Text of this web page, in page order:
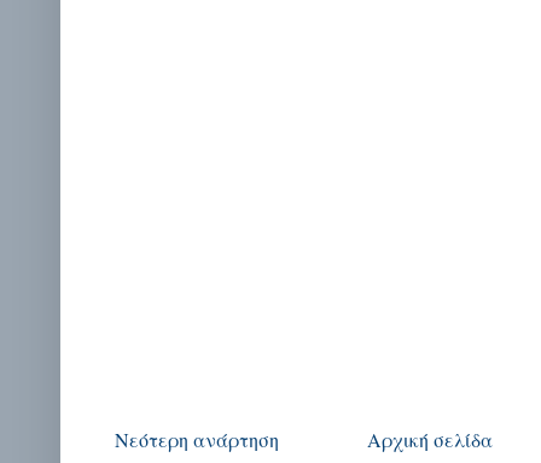
Νεότερη ανάρτηση Αρχική σελίδα